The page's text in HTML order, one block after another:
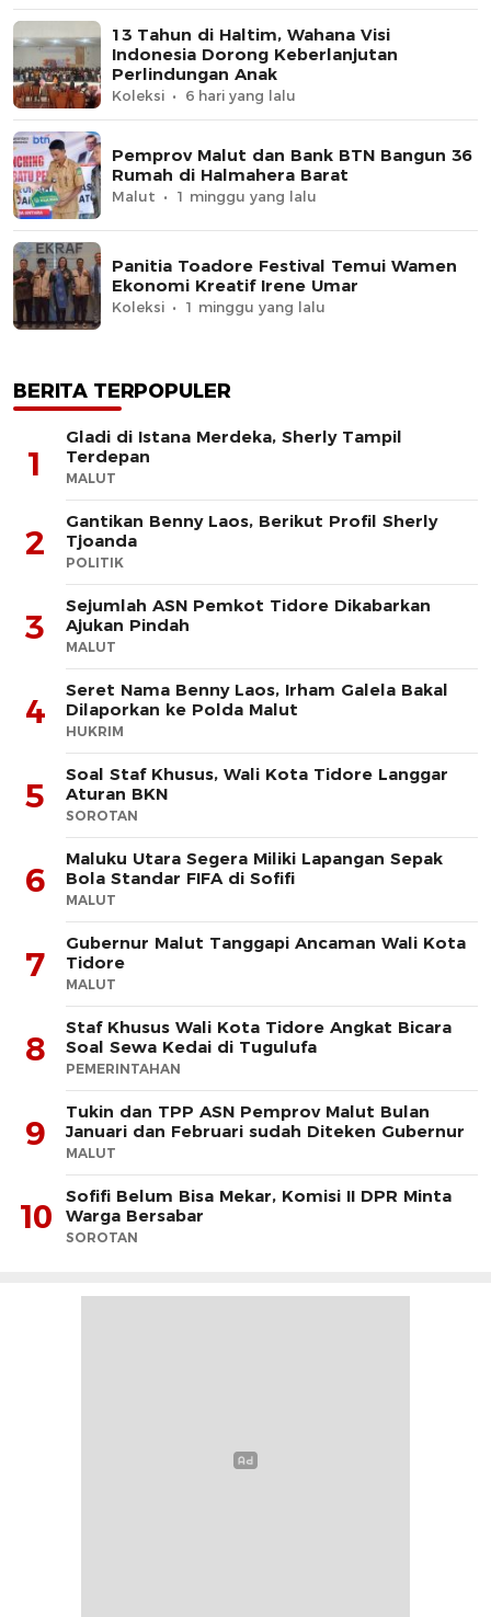
13 Tahun di Haltim, Wahana Visi
Indonesia Dorong Keberlanjutan
Perlindungan Anak
Koleksi 6 hari yang lalu
Pemprov Malut dan Bank BTN Bangun 36
Rumah di Halmahera Barat
Malut 1 minggu yang lalu
Panitia Toadore Festival Temui Wamen
Ekonomi Kreatif Irene Umar
Koleksi 1 minggu yang lalu
BERITA TERPOPULER
1
Gladi di Istana Merdeka, Sherly Tampil
Terdepan
MALUT
2
Gantikan Benny Laos, Berikut Profil Sherly
Tjoanda
POLITIK
3
Sejumlah ASN Pemkot Tidore Dikabarkan
Ajukan Pindah
MALUT
4
Seret Nama Benny Laos, Irham Galela Bakal
Dilaporkan ke Polda Malut
HUKRIM
5
Soal Staf Khusus, Wali Kota Tidore Langgar
Aturan BKN
SOROTAN
6
Maluku Utara Segera Miliki Lapangan Sepak
Bola Standar FIFA di Sofifi
MALUT
7
Gubernur Malut Tanggapi Ancaman Wali Kota
Tidore
MALUT
8
Staf Khusus Wali Kota Tidore Angkat Bicara
Soal Sewa Kedai di Tugulufa
PEMERINTAHAN
9
Tukin dan TPP ASN Pemprov Malut Bulan
Januari dan Februari sudah Diteken Gubernur
MALUT
10
Sofifi Belum Bisa Mekar, Komisi II DPR Minta
Warga Bersabar
SOROTAN